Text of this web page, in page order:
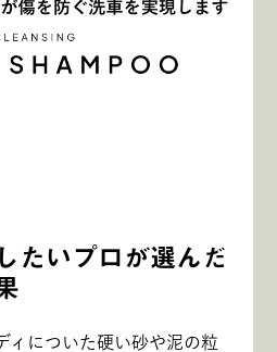
たいプロが選んだ
ィについた硬い砂や泥の粒